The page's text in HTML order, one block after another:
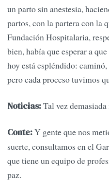
un parto sin anestesia,
partos, con la partera con la
Fundación Hospitalaria,
bien, había que esperar a
hoy está espléndido:
pero cada proceso tuvimos
Noticias:Tal vez
Conte:Y gente que nos
suerte, consultamos en el
que tiene un equipo de
paz.